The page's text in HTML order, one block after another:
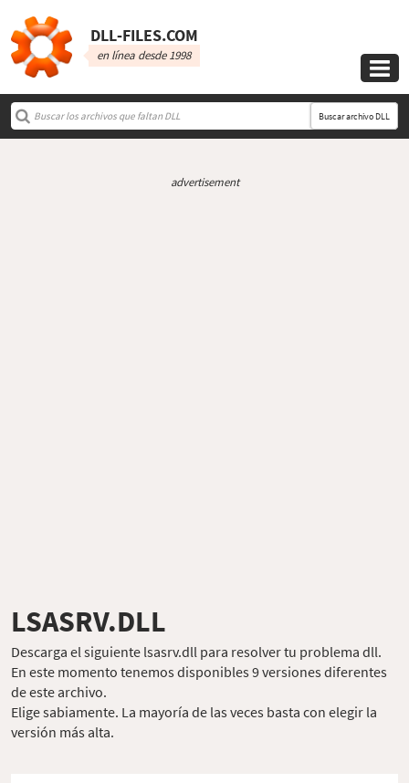
DLL‑FILES.COM
en línea desde 1998

Buscar archivo DLL
advertisement
LSASRV.DLL
Descarga el siguiente lsasrv.dll para resolver tu problema dll.
En este momento tenemos disponibles 9 versiones diferentes
de este archivo.
Elige sabiamente. La mayoría de las veces basta con elegir la
versión más alta.